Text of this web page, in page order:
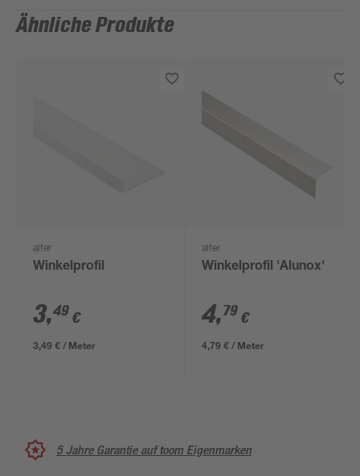
Ähnliche Produkte
alfer
Winkelprofil
3,49 €
3,49 € / Meter
alfer
Winkelprofil 'Alunox'
4,79 €
4,79 € / Meter
5 Jahre Garantie auf toom Eigenmarken